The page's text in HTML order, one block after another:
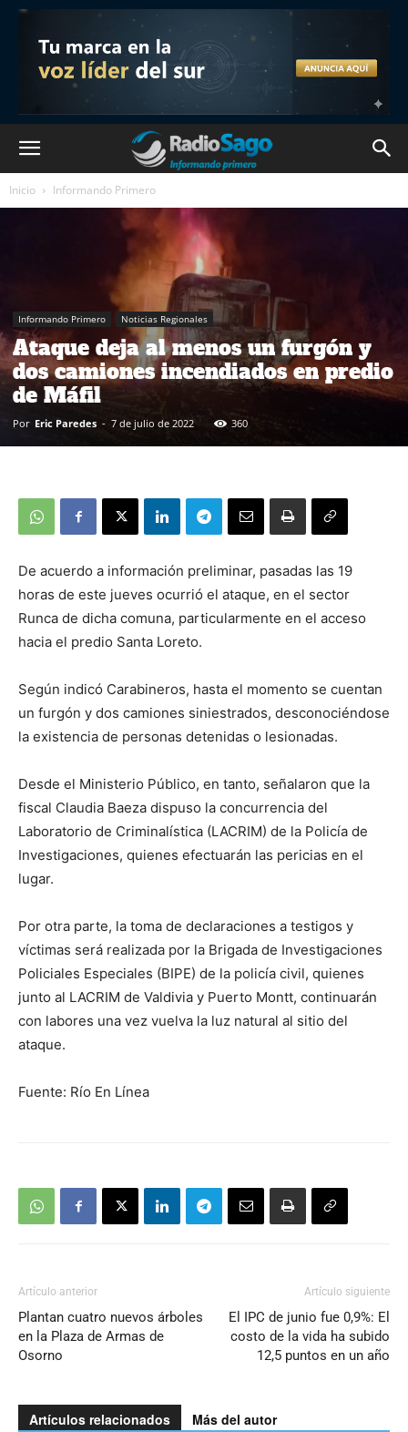
Inicio Informando Primero
Informando Primero Noticias Regionales
Ataque deja al menos un furgón y
dos camiones incendiados en predio
de Máfil
Por Eric Paredes - 7 de julio de 2022 360
De acuerdo a información preliminar, pasadas las 19
horas de este jueves ocurrió el ataque, en el sector
Runca de dicha comuna, particularmente en el acceso
hacia el predio Santa Loreto.
Según indicó Carabineros, hasta el momento se cuentan
un furgón y dos camiones siniestrados, desconociéndose
la existencia de personas detenidas o lesionadas.
Desde el Ministerio Público, en tanto, señalaron que la
fiscal Claudia Baeza dispuso la concurrencia del
Laboratorio de Criminalística (LACRIM) de la Policía de
Investigaciones, quienes efectuarán las pericias en el
lugar.
Por otra parte, la toma de declaraciones a testigos y
víctimas será realizada por la Brigada de Investigaciones
Policiales Especiales (BIPE) de la policía civil, quienes
junto al LACRIM de Valdivia y Puerto Montt, continuarán
con labores una vez vuelva la luz natural al sitio del
ataque.
Fuente: Río En Línea
Artículo anterior
Plantan cuatro nuevos árboles
en la Plaza de Armas de
Osorno
Artículo siguiente
El IPC de junio fue 0,9%: El
costo de la vida ha subido
12,5 puntos en un año
Artículos relacionados Más del autor